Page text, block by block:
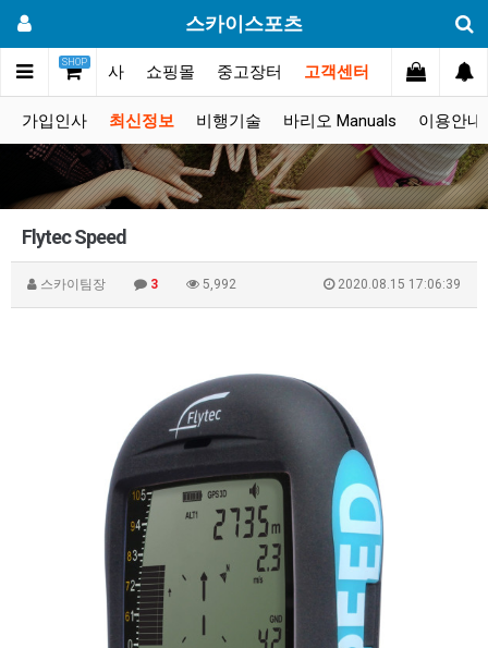
스카이스포츠
SHOP
리 대회.행사 쇼핑몰 중고장터 고객센터
가입인사 최신정보 비행기술 바리오 Manuals 이용안내
Flytec Speed
스카이팀장 3 5,992 2020.08.15 17:06:39